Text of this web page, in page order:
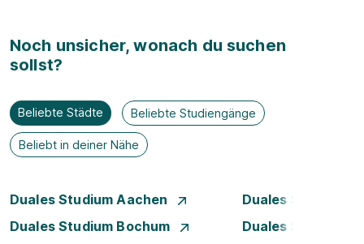
Noch unsicher, wonach du suchen
sollst?
Beliebte Städte Beliebte Studiengänge
Beliebt in deiner Nähe
Duales Studium Aachen
Duales Studium
Duales Studium Bochum
Duales Studium